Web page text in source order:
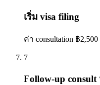
เริ่ม visa filing
ค่า consultation ฿
7
Follow-up